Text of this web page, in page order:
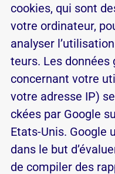
co­okies, qui sont
votre or­di­na­teur,
ana­lyser
teurs. Les don­nées
concer­nant votre
votre adresse IP)
ckées par Google
Etats-Unis.
dans le but
de com­piler des